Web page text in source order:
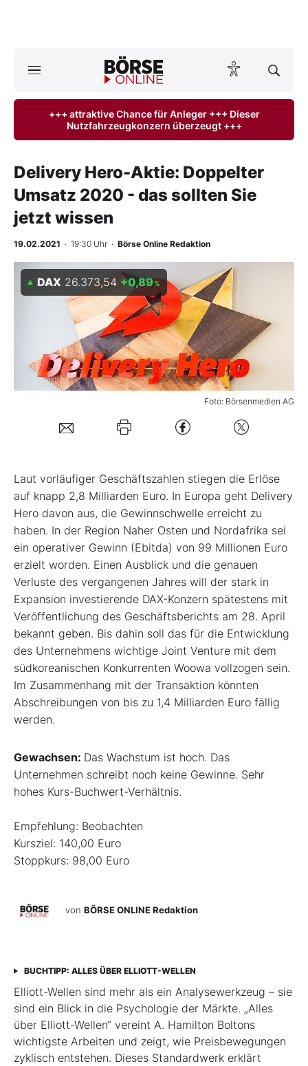
Anlageprodukte
Finanz-Check
Abo & Shop
Experten
Mein B:O
Mein Konto
Folgen Sie uns
+++ attraktive Chance für Anleger +++ Dieser
Nutzfahrzeugkonzern überzeugt +++
Delivery Hero-Aktie: Doppelter
Umsatz 2020 - das sollten Sie
jetzt wissen
19.02.2021 · 19:30 Uhr · Börse Online Redaktion
Foto: Börsenmedien AG
DAX 26.373,54 +0,89%
Laut vorläufiger Geschäftszahlen stiegen die Erlöse
auf knapp 2,8 Milliarden Euro. In Europa geht Delivery
Hero davon aus, die Gewinnschwelle erreicht zu
haben. In der Region Naher Osten und Nordafrika sei
ein operativer Gewinn (Ebitda) von 99 Millionen Euro
erzielt worden. Einen Ausblick und die genauen
Verluste des vergangenen Jahres will der stark in
Expansion investierende DAX-Konzern spätestens mit
Veröffentlichung des Geschäftsberichts am 28. April
bekannt geben. Bis dahin soll das für die Entwicklung
des Unternehmens wichtige Joint Venture mit dem
südkoreanischen Konkurrenten Woowa vollzogen sein.
Im Zusammenhang mit der Transaktion könnten
Abschreibungen von bis zu 1,4 Milliarden Euro fällig
werden.
Gewachsen: Das Wachstum ist hoch. Das
Unternehmen schreibt noch keine Gewinne. Sehr
hohes Kurs-Buchwert-Verhältnis.
Empfehlung: Beobachten
Kursziel: 140,00 Euro
Stoppkurs: 98,00 Euro
von BÖRSE ONLINE Redaktion
BUCHTIPP: ALLES ÜBER ELLIOTT-WELLEN
Elliott-Wellen sind mehr als ein Analysewerkzeug – sie
sind ein Blick in die Psychologie der Märkte. „Alles
über Elliott-Wellen“ vereint A. Hamilton Boltons
wichtigste Arbeiten und zeigt, wie Preisbewegungen
zyklisch entstehen. Dieses Standardwerk erklärt